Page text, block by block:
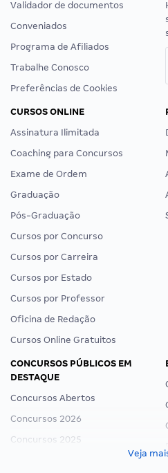
Validador de documentos
Conveniados
Programa de Afiliados
Trabalhe Conosco
Preferências de Cookies
CURSOS ONLINE
Assinatura Ilimitada
Coaching para Concursos
Exame de Ordem
Graduação
Pós-Graduação
Cursos por Concurso
Cursos por Carreira
Cursos por Estado
Cursos por Professor
Oficina de Redação
Cursos Online Gratuitos
CONCURSOS PÚBLICOS EM
DESTAQUE
Concursos Abertos
Concursos 2026
Concursos 2025
Veja